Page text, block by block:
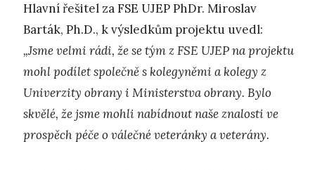
Hlavní řešitel za FSE UJEP PhDr. Miroslav
Barták, Ph.D., k výsledkům projektu uvedl:
„Jsme velmi rádi, že se tým z FSE UJEP na projektu
mohl podílet společně s kolegyněmi a kolegy z
Univerzity obrany i Ministerstva obrany. Bylo
skvělé, že jsme mohli nabídnout naše znalosti ve
prospěch péče o válečné veteránky a veterány.